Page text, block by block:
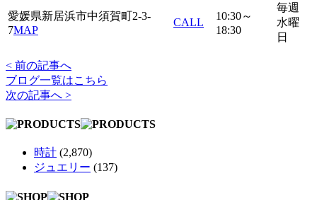
愛媛県新居浜市中須賀町2-3-
7MAP
CALL
10:30～
18:30
毎週
水曜
日
< 前の記事へ
ブログ一覧はこちら
次の記事へ >
時計 (2,870)
ジュエリー (137)